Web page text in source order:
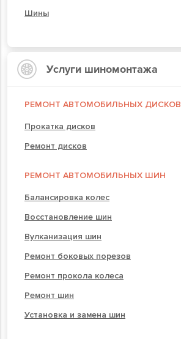
Шины
Услуги шиномонтажа
РЕМОНТ АВТОМОБИЛЬНЫХ ДИСКОВ
Прокатка дисков
Ремонт дисков
РЕМОНТ АВТОМОБИЛЬНЫХ ШИН
Балансировка колес
Восстановление шин
Вулканизация шин
Ремонт боковых порезов
Ремонт прокола колеса
Ремонт шин
Установка и замена шин